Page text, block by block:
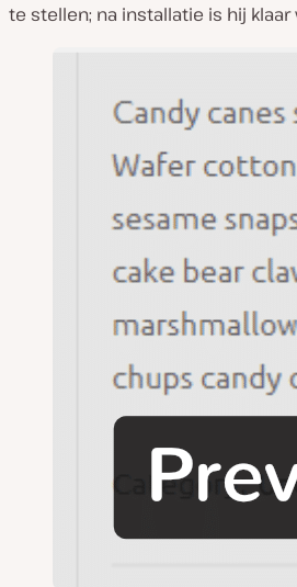
te stellen; na installatie is hij klaar